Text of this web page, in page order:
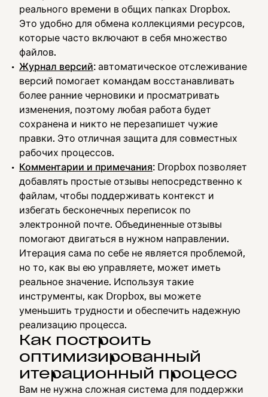
реального времени в общих папках Dropbox.
Это удобно для обмена коллекциями ресурсов,
которые часто включают в себя множество
файлов.
Журнал версий: автоматическое отслеживание
версий помогает командам восстанавливать
более ранние черновики и просматривать
изменения, поэтому любая работа будет
сохранена и никто не перезапишет чужие
правки. Это отличная защита для совместных
рабочих процессов.
Комментарии и примечания: Dropbox позволяет
добавлять простые отзывы непосредственно к
файлам, чтобы поддерживать контекст и
избегать бесконечных переписок по
электронной почте. Объединенные отзывы
помогают двигаться в нужном направлении.
Итерация сама по себе не является проблемой,
но то, как вы ею управляете, может иметь
реальное значение. Используя такие
инструменты, как Dropbox, вы можете
уменьшить трудности и обеспечить надежную
реализацию процесса.
Как построить
оптимизированный
итерационный процесс
Вам не нужна сложная система для поддержки